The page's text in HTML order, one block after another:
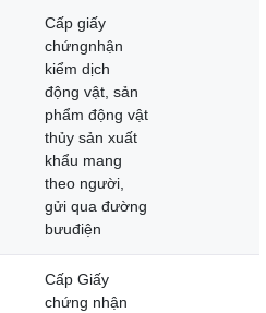
Cấp giấy
chứngnhận
kiểm dịch
động vật, sản
phẩm động vật
thủy sản xuất
khẩu mang
theo người,
gửi qua đường
bưuđiện
Cấp Giấy
chứng nhận